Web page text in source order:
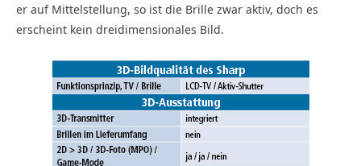
er auf Mittelstellung, so ist die Brille zwar aktiv, doch es
erscheint kein dreidimensionales Bild.